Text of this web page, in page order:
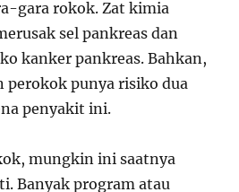
gara rokok. Zat kimia
sel pankreas dan
kanker pankreas. Bahkan,
punya risiko dua
penyakit ini.
mungkin ini saatnya
Banyak program atau